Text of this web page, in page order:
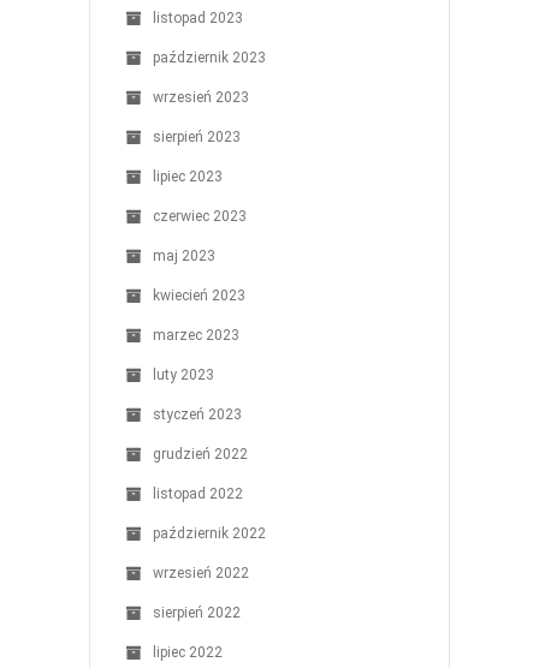
listopad 2023
październik 2023
wrzesień 2023
sierpień 2023
lipiec 2023
czerwiec 2023
maj 2023
kwiecień 2023
marzec 2023
luty 2023
styczeń 2023
grudzień 2022
listopad 2022
październik 2022
wrzesień 2022
sierpień 2022
lipiec 2022